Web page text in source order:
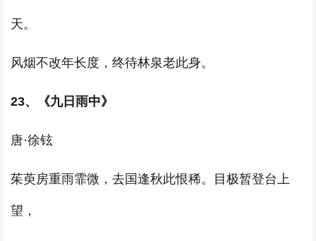
天。
风烟不改年长度，终待林泉老此身。
23、《九日雨中》
唐·徐铉
茱萸房重雨霏微，去国逢秋此恨稀。目极暂登台上
望，